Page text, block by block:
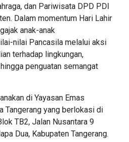
dan Pariwisata DPD PDI
Dalam momentum Hari Lahir
anak-anak
nilai Pancasila melalui aksi
terhadap lingkungan,
penguatan semangat
di Yayasan Emas
Tangerang yang berlokasi di
TB2, Jalan Nusantara 9
Dua, Kabupaten Tangerang.